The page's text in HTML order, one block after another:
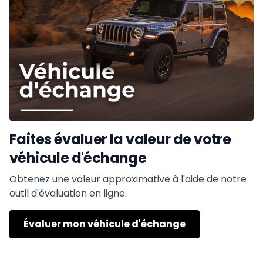
Faites évaluer la valeur de votre
véhicule d'échange
Obtenez une valeur approximative à l'aide de notre
outil d'évaluation en ligne.
Évaluer mon véhicule d'échange